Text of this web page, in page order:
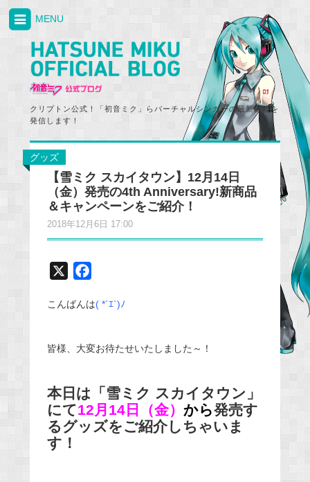
クリプトン公式！「初音ミク」らバーチャルシンガーの最新情報を
発信します！
MENU
グッズ
【雪ミク スカイタウン】12月14日
（金）発売の4th Anniversary!新商品
＆キャンペーンをご紹介！
2018年12月6日 17:00
c
b
こんばんは( *´ｴ`)ﾉ
皆様、大変お待たせいたしました～！
本日は「雪ミク スカイタウン」
にて12月14日（金） から発売す
るグッズをご紹介しちゃいま
す！